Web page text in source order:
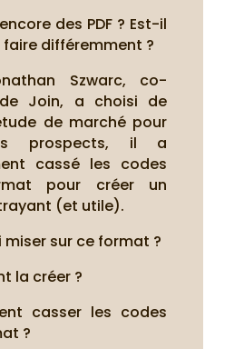
des PDF ? Est-il
différemment ?
Szwarc, co-
Join, a choisi de
de marché pour
prospects, il a
cassé les codes
pour créer un
(et utile).
miser sur ce format ?
la créer ?
casser les codes
?